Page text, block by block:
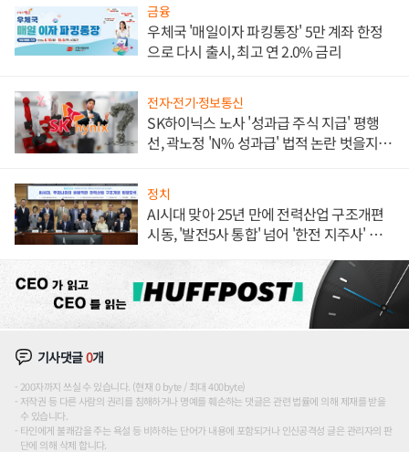
금융
우체국 '매일이자 파킹통장' 5만 계좌 한정
으로 다시 출시, 최고 연 2.0% 금리
전자·전기·정보통신
SK하이닉스 노사 '성과급 주식 지급' 평행
선, 곽노정 'N% 성과급' 법적 논란 벗을지 주
정치
AI시대 맞아 25년 만에 전력산업 구조개편
시동, '발전5사 통합' 넘어 '한전 지주사' 재편
기사댓글0개
200자까지 쓰실 수 있습니다. (현재 0 byte / 최대 400byte)
저작권 등 다른 사람의 권리를 침해하거나 명예를 훼손하는 댓글은 관련 법률에 의해 제재를 받을
수 있습니다.
타인에게 불쾌감을 주는 욕설 등 비하하는 단어가 내용에 포함되거나 인신공격성 글은 관리자의 판
단에 의해 삭제 합니다.